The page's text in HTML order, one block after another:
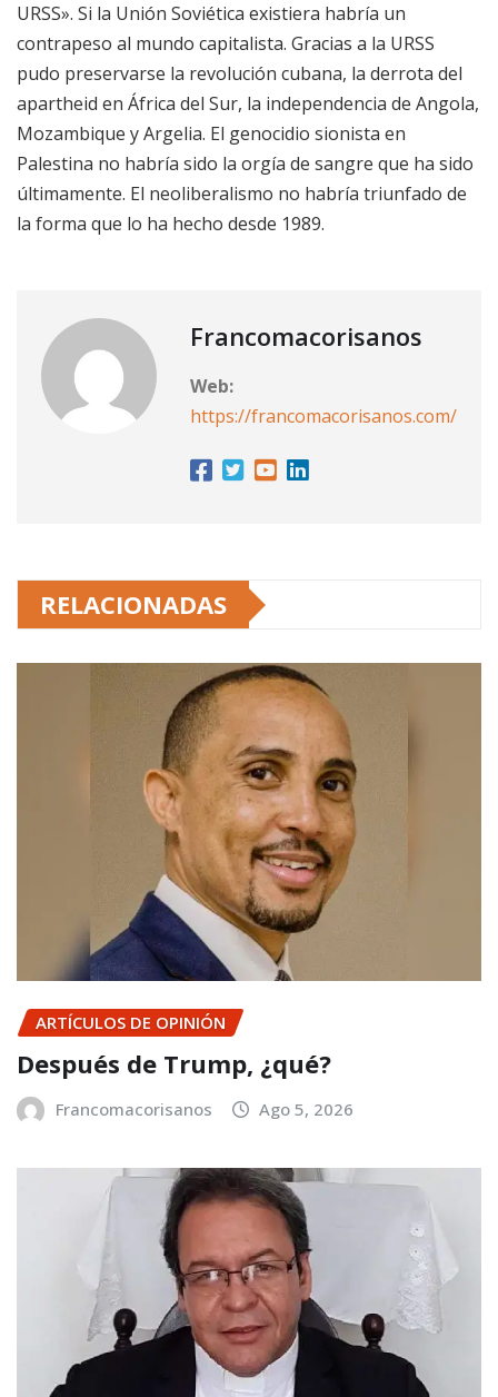
URSS». Si la Unión Soviética existiera habría un
contrapeso al mundo capitalista. Gracias a la URSS
pudo preservarse la revolución cubana, la derrota del
apartheid en África del Sur, la independencia de Angola,
Mozambique y Argelia. El genocidio sionista en
Palestina no habría sido la orgía de sangre que ha sido
últimamente. El neoliberalismo no habría triunfado de
la forma que lo ha hecho desde 1989.
Francomacorisanos
Web:
https://francomacorisanos.com/
RELACIONADAS
ARTÍCULOS DE OPINIÓN
Después de Trump, ¿qué?
Francomacorisanos Ago 5, 2026